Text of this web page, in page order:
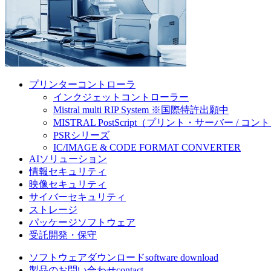
プリンターコントローラ
インクジェットコントローラー
Mistral multi RIP System ※国際特許出願中
MISTRAL PostScript（プリント・サーバー / コント
PSRシリーズ
IC/IMAGE & CODE FORMAT CONVERTER
AIソリューション
情報セキュリティ
映像セキュリティ
サイバーセキュリティ
ストレージ
パッケージソフトウェア
受託開発・保守
ソフトウェアダウンロードsoftware download